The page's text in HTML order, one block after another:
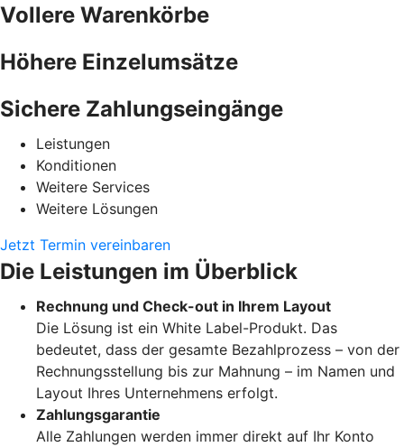
Vollere Warenkörbe
Höhere Einzelumsätze
Sichere Zahlungseingänge
Leistungen
Konditionen
Weitere Services
Weitere Lösungen
Jetzt Termin vereinbaren
Die Leistungen im Überblick
Rechnung und Check-out in Ihrem Layout
Die Lösung ist ein White Label-Produkt. Das
bedeutet, dass der gesamte Bezahlprozess – von der
Rechnungsstellung bis zur Mahnung – im Namen und
Layout Ihres Unternehmens erfolgt.
Zahlungsgarantie
Alle Zahlungen werden immer direkt auf Ihr Konto